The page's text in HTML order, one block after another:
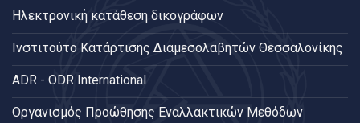
Ηλεκτρονική κατάθεση δικογράφων
Ινστιτούτο Κατάρτισης Διαμεσολαβητών Θεσσαλονίκης
ADR - ODR International
Oργανισμός Προώθησης Εναλλακτικών Μεθόδων